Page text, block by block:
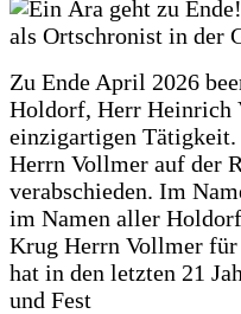
Zu Ende April 2026
Holdorf, Herr Heinrich
einzigartigen Tätigkeit.
Herrn Vollmer auf der
verabschieden. Im
im Namen aller
Krug Herrn Vollmer
hat in den letzten 21
und Fest